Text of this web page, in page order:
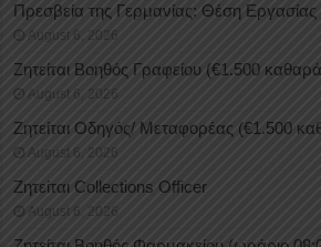
Πρεσβεία της Γερμανίας: Θέση Εργασίας
August 6, 2026
Ζητείται Βοηθός Γραφείου (€1.500
August 6, 2026
Ζητείται Οδηγός/ Μεταφορέας (€1.500
August 6, 2026
Ζητείται Collections Officer
August 6, 2026